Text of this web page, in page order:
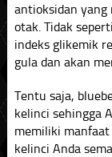
antioksidan yang
otak. Tidak
indeks glikemik
gula dan akan
Tentu saja,
kelinci sehingga
memiliki manfaat
kelinci Anda